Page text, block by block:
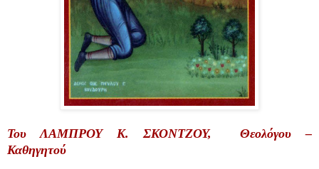
Του ΛΑΜΠΡΟΥ Κ. ΣΚΟΝΤΖΟΥ, Θεολόγου –
Καθηγητού